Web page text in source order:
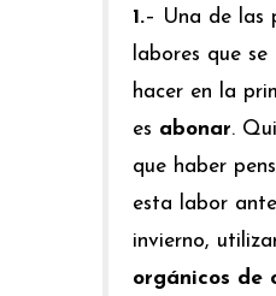
1.– Una de las
labores que se
hacer en la
es abonar.
que haber
esta labor
invierno,
orgánicos de